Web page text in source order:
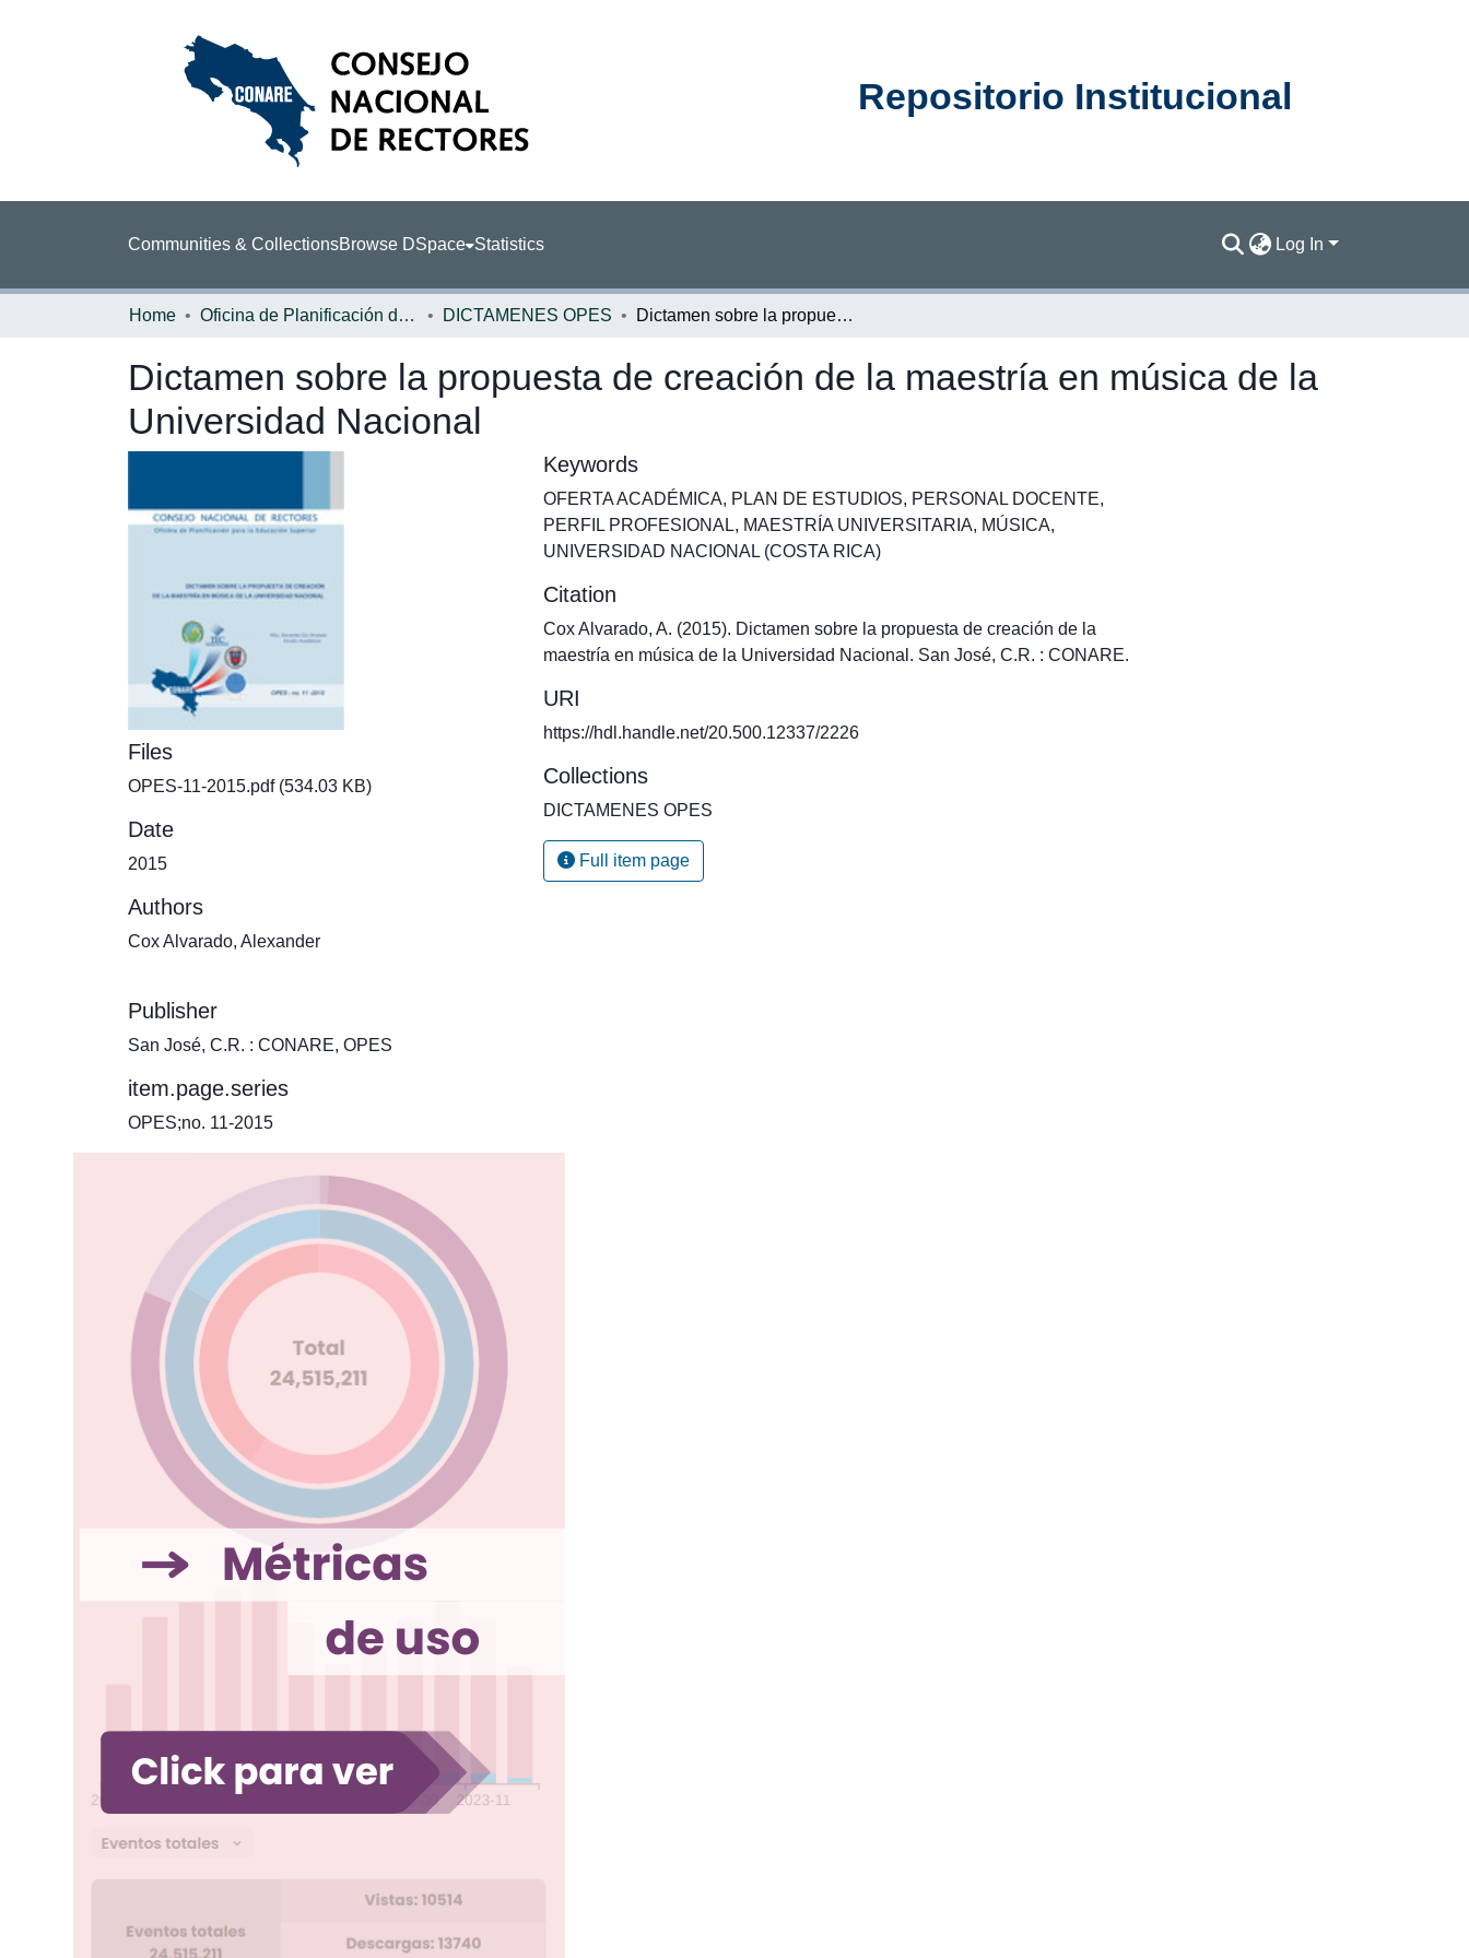
Repositorio Institucional
Communities & CollectionsBrowse DSpace Statistics Log In
Home Oficina de Planificación de la Educación Superior (OPES) DICTAMENES OPES Dictamen sobre la propuesta de creación de la maestría en música de la Universidad Nacional
Dictamen sobre la propuesta de creación de la maestría en música de la
Universidad Nacional
Files
OPES-11-2015.pdf(534.03 KB)
Date
2015
Authors
Cox Alvarado, Alexander
Publisher
San José, C.R. : CONARE, OPES
item.page.series
OPES;no. 11-2015
Keywords
OFERTA ACADÉMICA, PLAN DE ESTUDIOS, PERSONAL DOCENTE,
PERFIL PROFESIONAL, MAESTRÍA UNIVERSITARIA, MÚSICA,
UNIVERSIDAD NACIONAL (COSTA RICA)
Citation
Cox Alvarado, A. (2015). Dictamen sobre la propuesta de creación de la
maestría en música de la Universidad Nacional. San José, C.R. : CONARE.
URI
https://hdl.handle.net/20.500.12337/2226
Collections
DICTAMENES OPES
Full item page